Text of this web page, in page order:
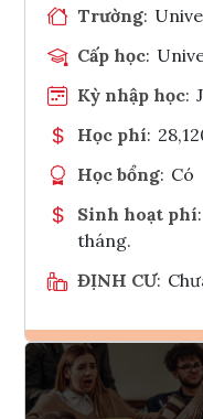
Trường:
Cấp học:
Kỳ nhập học:
Học phí:
Học bổng: Có
Sinh hoạt phí:
tháng.
ĐỊNH CƯ: